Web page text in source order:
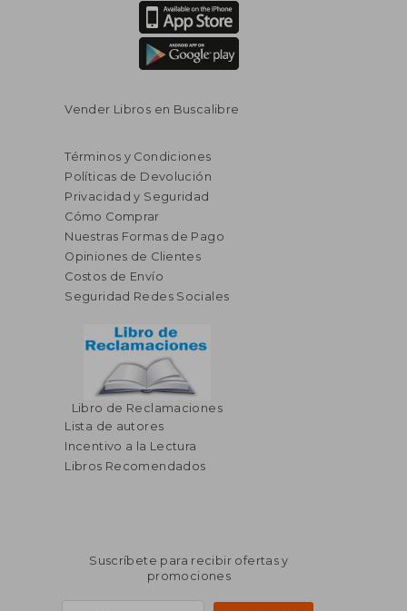
45%
dcto.
$ 675.09
Vender Libros en Buscalibre
Términos y Condiciones
Políticas de Devolución
Privacidad y Seguridad
Cómo Comprar
Nuestras Formas de Pago
Opiniones de Clientes
Costos de Envío
Seguridad Redes Sociales
Libro de Reclamaciones
Lista de autores
Incentivo a la Lectura
Libros Recomendados
Suscríbete para recibir ofertas y
promociones